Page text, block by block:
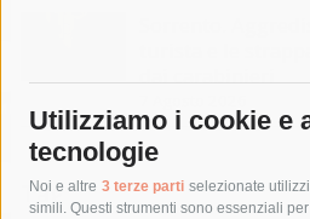
Utilizziamo i cookie e
tecnologie
Noi e altre 3 terze parti selezionate
simili. Questi strumenti sono essenziali
Sorrento.
turista e le
dai carabinieri
Tag